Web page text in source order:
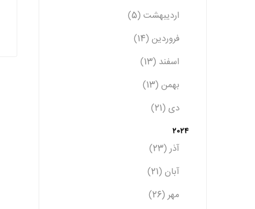
اردیبهشت (5)
فروردین (14)
اسفند (13)
بهمن (13)
دی (21)
2024
آذر (23)
آبان (21)
مهر (26)